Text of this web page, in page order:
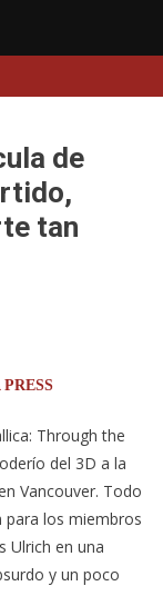
de
tan
Through the
del 3D a la
Vancouver. Todo
para los miembros
Ulrich en una
y un poco